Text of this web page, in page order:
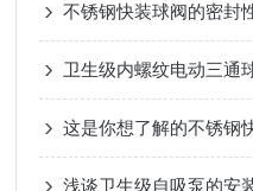
不锈钢快装球阀的密封
卫生级内螺纹电动三通
这是你想了解的不锈钢
浅谈卫生级自吸泵的安